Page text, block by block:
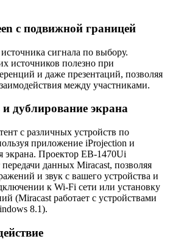
с подвижной границей
сигнала по выбору.
источников полезно при
и даже презентаций, позволяя
между участниками.
и дублирование экрана
с различных устройств по
приложение iProjection и
Проектор EB-1470Ui
данных Miracast, позволяя
и звук с вашего устройства и
к Wi-Fi сети или установку
(Miracast работает с устройствами
8.1).